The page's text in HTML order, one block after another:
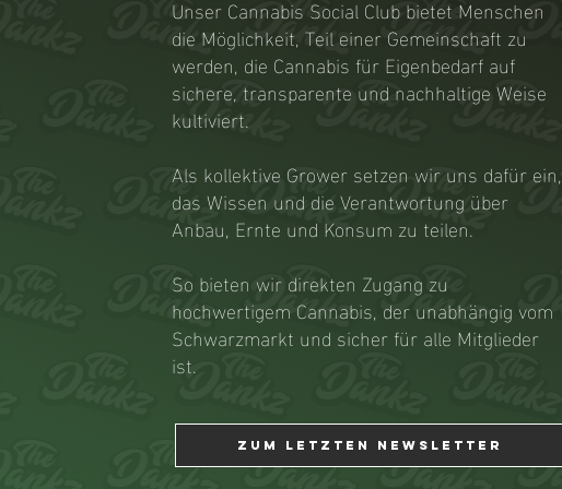
Unser Cannabis Social Club bietet Menschen
die Möglichkeit, Teil einer Gemeinschaft zu
werden, die Cannabis für Eigenbedarf auf
sichere, transparente und nachhaltige Weise
kultiviert.
Als kollektive Grower setzen wir uns dafür ein,
das Wissen und die Verantwortung über
Anbau, Ernte und Konsum zu teilen.
So bieten wir direkten Zugang zu
hochwertigem Cannabis, der unabhängig vom
Schwarzmarkt und sicher für alle Mitglieder
ist.
zum letzten newsletter